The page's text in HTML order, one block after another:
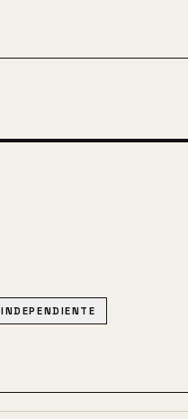
INDEPENDIENTE